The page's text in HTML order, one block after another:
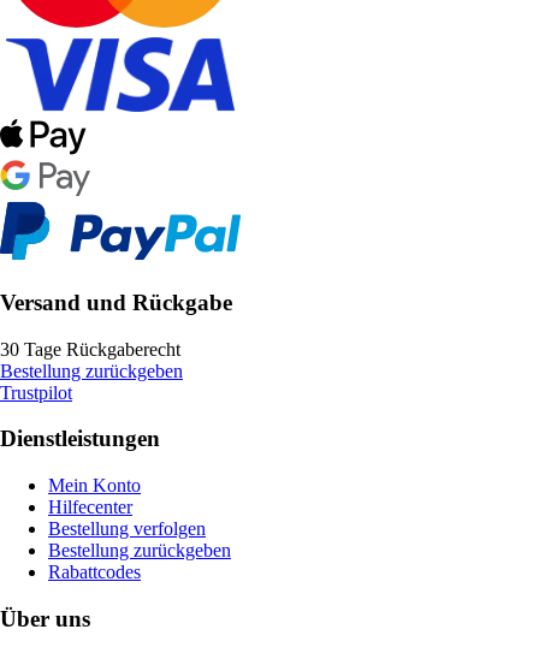
Versand und Rückgabe
30 Tage Rückgaberecht
Bestellung zurückgeben
Trustpilot
Dienstleistungen
Mein Konto
Hilfecenter
Bestellung verfolgen
Bestellung zurückgeben
Rabattcodes
Über uns